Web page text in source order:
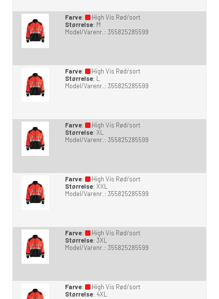
Farve:
High Vis Rød/sort
Størrelse: M
Model/Varenr.: 355825285599
Farve:
High Vis Rød/sort
Størrelse: L
Model/Varenr.: 355825285599
Farve:
High Vis Rød/sort
Størrelse: XL
Model/Varenr.: 355825285599
Farve:
High Vis Rød/sort
Størrelse: XXL
Model/Varenr.: 355825285599
Farve:
High Vis Rød/sort
Størrelse: 3XL
Model/Varenr.: 355825285599
Farve:
High Vis Rød/sort
Størrelse: 4XL